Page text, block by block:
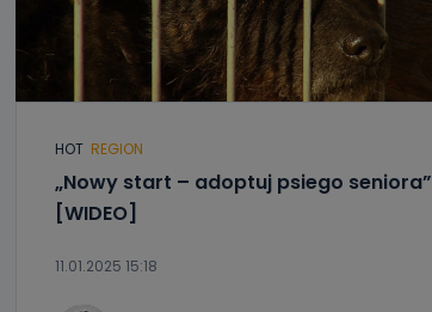
HOT REGION
„Nowy start – adoptuj psiego seniora”
[WIDEO]
11.01.2025 15:18